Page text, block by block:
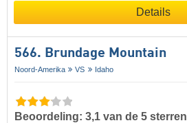
Details
566. Brundage Mountain
Noord-Amerika VS Idaho
Beoordeling: 3,1 van de 5 sterren